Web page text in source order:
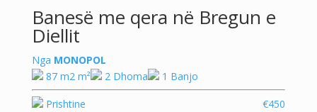
Banesë me qera në Bregun e
Diellit
Nga MONOPOL
87 m2 m²
2 Dhoma 1 Banjo
Prishtine €450